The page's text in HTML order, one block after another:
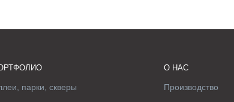
парки, скверы
О НАС
Производство